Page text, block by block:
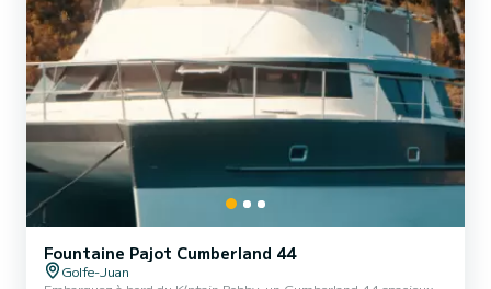
Fountaine Pajot Cumberland 44
Golfe-Juan